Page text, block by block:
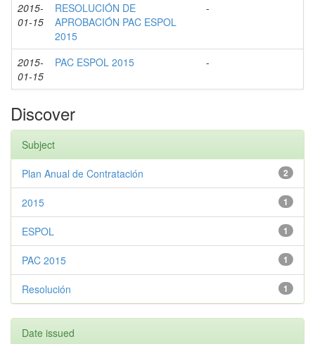
2015-
01-15
RESOLUCIÓN DE
APROBACIÓN PAC ESPOL
2015
-
2015-
01-15
PAC ESPOL 2015 -
Discover
Subject
2
Plan Anual de Contratación
1
2015
1
ESPOL
1
PAC 2015
1
Resolución
Date issued